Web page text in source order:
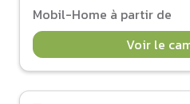
Mobil-Home à partir de
Voir le